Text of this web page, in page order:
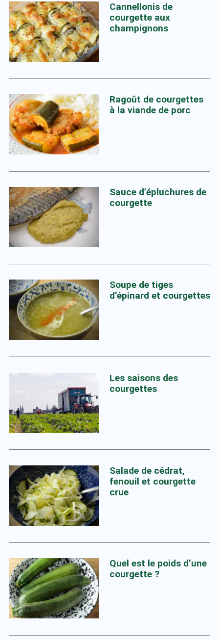
Cannellonis de
courgette aux
champignons
Ragoût de courgettes
à la viande de porc
Sauce d’épluchures de
courgette
Soupe de tiges
d’épinard et courgettes
Les saisons des
courgettes
Salade de cédrat,
fenouil et courgette
crue
Quel est le poids d’une
courgette ?